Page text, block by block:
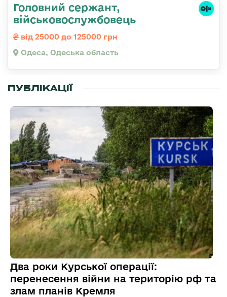
Головний сержант,
військовослужбовець
від 25000 до 125000 грн
Одеса, Одеська область
ПУБЛІКАЦІЇ
Два роки Курської операції:
перенесення війни на територію рф та
злам планів Кремля